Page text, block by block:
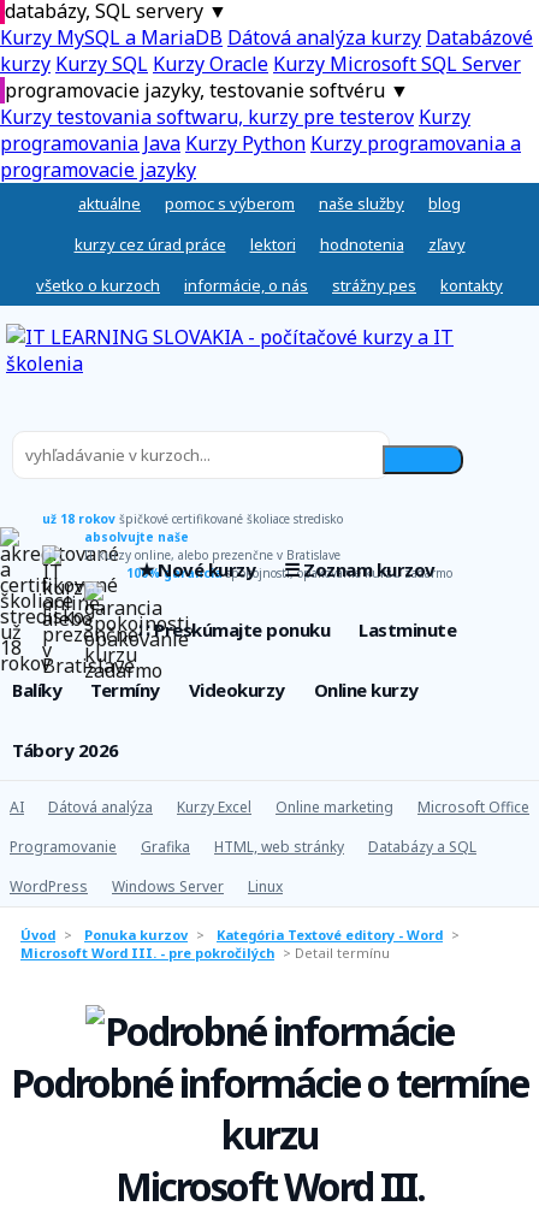
databázy, SQL servery ▼
Kurzy MySQL a MariaDB Dátová analýza kurzy Databázové
kurzy Kurzy SQL Kurzy Oracle Kurzy Microsoft SQL Server
programovacie jazyky, testovanie softvéru ▼
Kurzy testovania softwaru, kurzy pre testerov Kurzy
programovania Java Kurzy Python Kurzy programovania a
programovacie jazyky
aktuálne pomoc s výberom naše služby
blog
kurzy cez úrad práce
lektori hodnotenia
zľavy
všetko o kurzoch
informácie, o nás strážny pes kontakty
už 18 rokov špičkové certifikované školiace stredisko
absolvujte naše
IT kurzy online, alebo prezenčne v Bratislave
100% garanciaspokojnosti, opakovanie kurzu zadarmo
★ Nové kurzy ☰ Zoznam kurzov
∷ Preskúmajte ponuku Lastminute
Balíky Termíny Videokurzy Online kurzy
Tábory 2026
AI Dátová analýza Kurzy Excel Online marketing
Microsoft Office
Programovanie
Grafika HTML, web stránky
Databázy a SQL
WordPress
Windows Server Linux
Úvod > Ponuka kurzov > Kategória Textové editory - Word >
Microsoft Word III. - pre pokročilých > Detail termínu
Podrobné informácie o termíne
kurzu
Microsoft Word III.